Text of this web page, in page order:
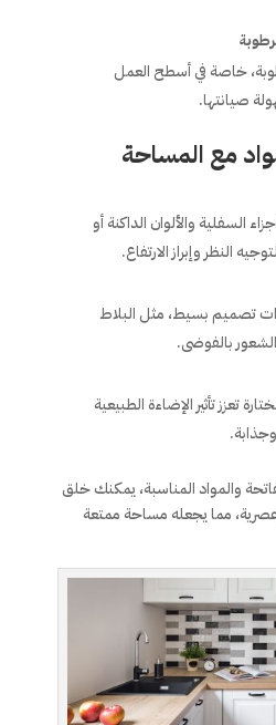
خاصة في أسطح العمل
صيانتها.
مع المساحة
السفلية والألوان الداكنة أو
النظر وإبراز الارتفاع.
تصميم بسيط، مثل البلاط
بالفوضى.
تعزز تأثير الإضاءة الطبيعية
والمواد المناسبة، يمكنك خلق
مما يجعله مساحة ممتعة